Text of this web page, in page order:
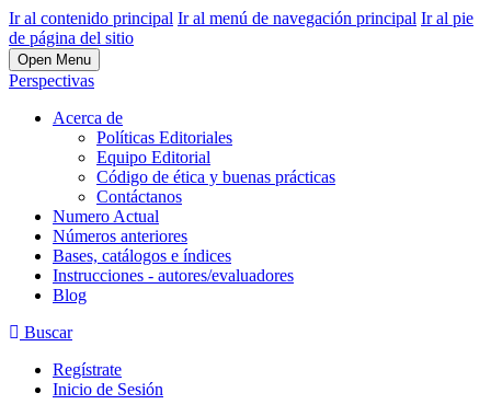
Ir al contenido principal Ir al menú de navegación principal Ir al pie
de página del sitio
Open Menu
Perspectivas
Acerca de
Políticas Editoriales
Equipo Editorial
Código de ética y buenas prácticas
Contáctanos
Numero Actual
Números anteriores
Bases, catálogos e índices
Instrucciones - autores/evaluadores
Blog
Buscar
Regístrate
Inicio de Sesión